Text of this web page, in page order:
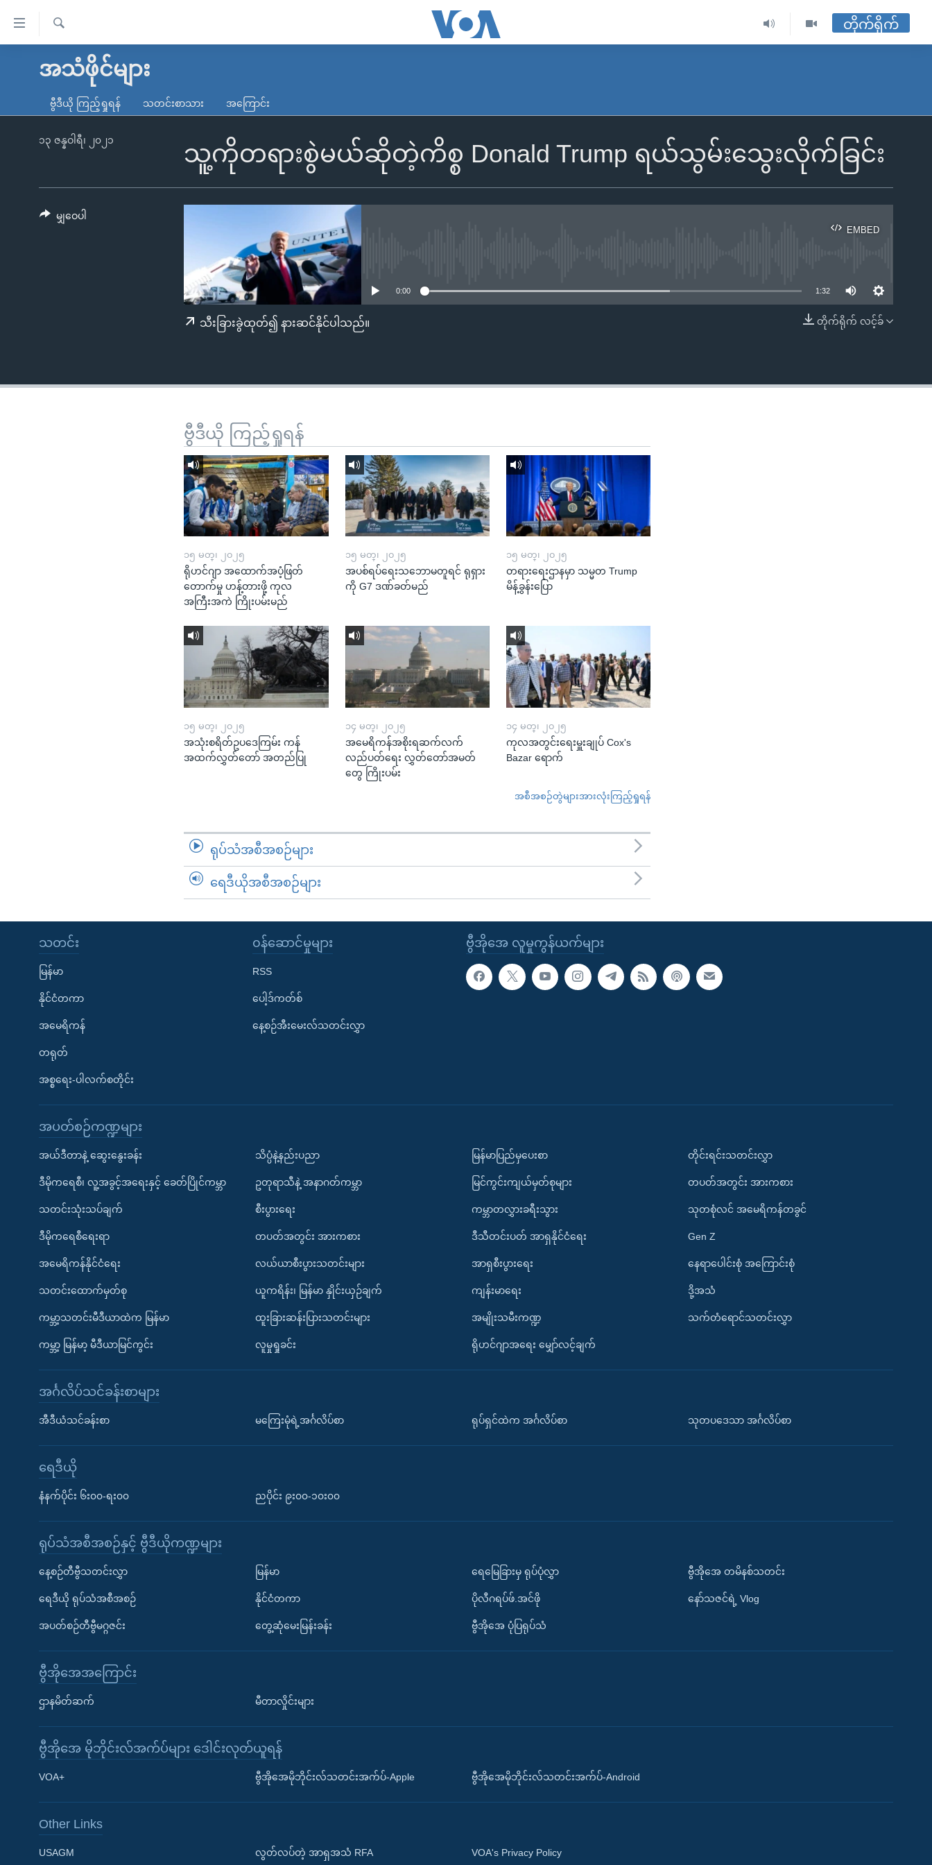
လွယ်ကူ
သည့်
ကျော်
မူလစာမျက်နှာ
ကမ္ဘာ့သတင်းများ
နိုင်ငံတကာ
တရုတ်
အစ္စရေး-ပါလက်စတိုင်း
ရပ်ဝန်းတခု လမ်းတခု အလွန်
အင်္ဂလိပ်စာလေ့လာမယ်
Learning English
ရ
တိုက်ရိုက်
အသံဖိုင်များ
ဗွီဒီယို ကြည့်ရှုရန် သတင်းစာသား အကြောင်း
သူ့ကိုတရားစွဲမယ်ဆိုတဲ့ကိစ္စ Donald Trump ရယ်သွမ်းသွေးလိုက်ခြင်း
၁၃ ဇန္နဝါရီ၊ ၂၀၂၁
EMBED
EMBED
0:00 1:32
တိုက်ရိုက် လင့်ခ်
သီးခြားခွဲထုတ်၍ နားဆင်နိုင်ပါသည်။
မျှဝေပါ
ဗွီဒီယို ကြည့်ရှုရန်
၁၅ မတ္၊ ၂၀၂၅
ရိုဟင်ဂျာ အထောက်အပံ့ဖြတ်
တောက်မှု ဟန့်တားဖို့ ကုလ
အကြီးအကဲ ကြိုးပမ်းမည်
၁၅ မတ္၊ ၂၀၂၅
အပစ်ရပ်ရေးသဘောမတူရင် ရုရှား
ကို G7 ဒဏ်ခတ်မည်
၁၅ မတ္၊ ၂၀၂၅
တရားရေးဌာနမှာ သမ္မတ Trump
မိန့်ခွန်းပြော
၁၅ မတ္၊ ၂၀၂၅
အသုံးစရိတ်ဥပဒေကြမ်း ကန်
အထက်လွှတ်တော် အတည်ပြု
၁၄ မတ္၊ ၂၀၂၅
အမေရိကန်အစိုးရဆက်လက်
လည်ပတ်ရေး လွှတ်တော်အမတ်
တွေ ကြိုးပမ်း
၁၄ မတ္၊ ၂၀၂၅
ကုလအတွင်းရေးမှူးချုပ် Cox's
Bazar ရောက်
အစီအစဉ်တွဲများအားလုံးကြည့်ရှုရန်
ရုပ်သံအစီအစဉ်များ
ရေဒီယိုအစီအစဉ်များ
ဗွီအိုအေ လူမှုကွန်ယက်များ
သတင်း
မြန်မာ
နိုင်ငံတကာ
အမေရိကန်
တရုတ်
အစ္စရေး-ပါလက်စတိုင်း
၀န်ဆောင်မှုများ
RSS
ပေါ့ဒ်ကတ်စ်
နေ့စဉ်အီးမေးလ်သတင်းလွှာ
အပတ်စဉ်ကဏ္ဍများ
အယ်ဒီတာနဲ့ ဆွေးနွေးခန်း
ဒီမိုကရေစီ၊ လူ့အခွင့်အရေးနှင့် ခေတ်ပြိုင်ကမ္ဘာ
သတင်းသုံးသပ်ချက်
ဒီမိုကရေစီရေးရာ
အမေရိကန်နိုင်ငံရေး
သတင်းထောက်မှတ်စု
ကမ္ဘာ့သတင်းမီဒီယာထဲက မြန်မာ
ကမ္ဘာ့ မြန်မာ့ မီဒီယာမြင်ကွင်း
သိပ္ပံနဲ့နည်းပညာ
ဥတုရာသီနဲ့ အနာဂတ်ကမ္ဘာ
စီးပွားရေး
တပတ်အတွင်း အားကစား
လယ်ယာစီးပွားသတင်းများ
ယူကရိန်း၊ မြန်မာ နှိုင်းယှဉ်ချက်
ထူးခြားဆန်းပြားသတင်းများ
လူမှုရှုခင်း
မြန်မာပြည်မှပေးစာ
မြင်ကွင်းကျယ်မှတ်စုများ
ကမ္ဘာတလွှားခရီးသွား
ဒီသီတင်းပတ် အာရှနိုင်ငံရေး
အာရှစီးပွားရေး
ကျန်းမာရေး
အမျိုးသမီးကဏ္ဍ
ရိုဟင်ဂျာအရေး မျှော်လင့်ချက်
တိုင်းရင်းသတင်းလွှာ
တပတ်အတွင်း အားကစား
သုတစုံလင် အမေရိကန်တခွင်
Gen Z
နေရာပေါင်းစုံ အကြောင်းစုံ
ဒို့အသံ
သက်တံရောင်သတင်းလွှာ
အင်္ဂလိပ်သင်ခန်းစာများ
အီဒီယံသင်ခန်းစာ မကြေးမုံရဲ့အင်္ဂလိပ်စာ ရုပ်ရှင်ထဲက အင်္ဂလိပ်စာ သုတပဒေသာ အင်္ဂလိပ်စာ
ရေဒီယို
နံနက်ပိုင်း ၆း၀၀-ရး၀၀ ညပိုင်း ၉း၀၀-၁၀း၀၀
ရုပ်သံအစီအစဉ်နှင့် ဗွီဒီယိုကဏ္ဍများ
နေ့စဉ်တီဗွီသတင်းလွှာ
ရေဒီယို ရုပ်သံအစီအစဉ်
အပတ်စဉ်တီဗွီမဂ္ဂဇင်း
မြန်မာ
နိုင်ငံတကာ
တွေ့ဆုံမေးမြန်းခန်း
ရေမြေခြားမှ ရုပ်ပုံလွှာ
ပိုလီဂရပ်ဖ်.အင်ဖို
ဗွီအိုအေ ပုံပြရုပ်သံ
ဗွီအိုအေ တမိနစ်သတင်း
နော်သဇင်ရဲ့ Vlog
ဗွီအိုအေအကြောင်း
ဌာနမိတ်ဆက် မီတာလှိုင်းများ
ဗွီအိုအေ မိုဘိုင်းလ်အက်ပ်များ ဒေါင်းလုတ်ယူရန်
VOA+ ဗွီအိုအေမိုဘိုင်းလ်သတင်းအက်ပ်-Apple ဗွီအိုအေမိုဘိုင်းလ်သတင်းအက်ပ်-Android
Other Links
USAGM လွတ်လပ်တဲ့ အာရှအသံ RFA VOA's Privacy Policy